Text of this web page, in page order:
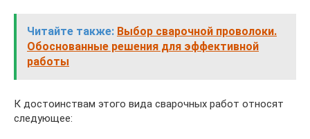
Читайте также: Выбор сварочной проволоки.
Обоснованные решения для эффективной
работы
К достоинствам этого вида сварочных работ относят
следующее: